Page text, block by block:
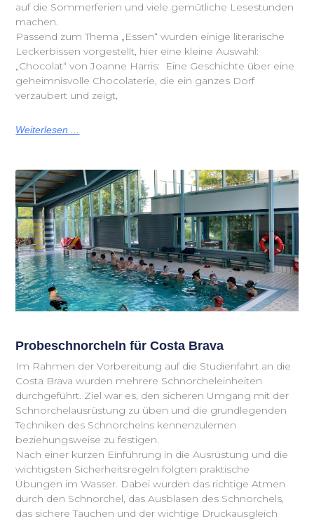
auf die Sommerferien und viele gemütliche Lesestunden
machen.
Passend zum Thema „Essen“ wurden einige literarische
Leckerbissen vorgestellt, hier eine kleine Auswahl:
„Chocolat“ von Joanne Harris: Eine Geschichte über eine
geheimnisvolle Chocolaterie, die ein ganzes Dorf
verzaubert und zeigt,
Weiterlesen ...
Probeschnorcheln für Costa Brava
Im Rahmen der Vorbereitung auf die Studienfahrt an die
Costa Brava wurden mehrere Schnorcheleinheiten
durchgeführt. Ziel war es, den sicheren Umgang mit der
Schnorchelausrüstung zu üben und die grundlegenden
Techniken des Schnorchelns kennenzulernen
beziehungsweise zu festigen.
Nach einer kurzen Einführung in die Ausrüstung und die
wichtigsten Sicherheitsregeln folgten praktische
Übungen im Wasser. Dabei wurden das richtige Atmen
durch den Schnorchel, das Ausblasen des Schnorchels,
das sichere Tauchen und der wichtige Druckausgleich